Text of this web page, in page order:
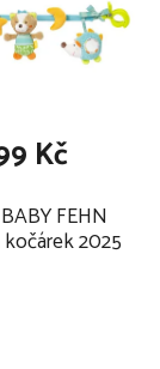
FEHN
2025
Kč